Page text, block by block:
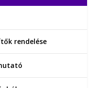
rendelése